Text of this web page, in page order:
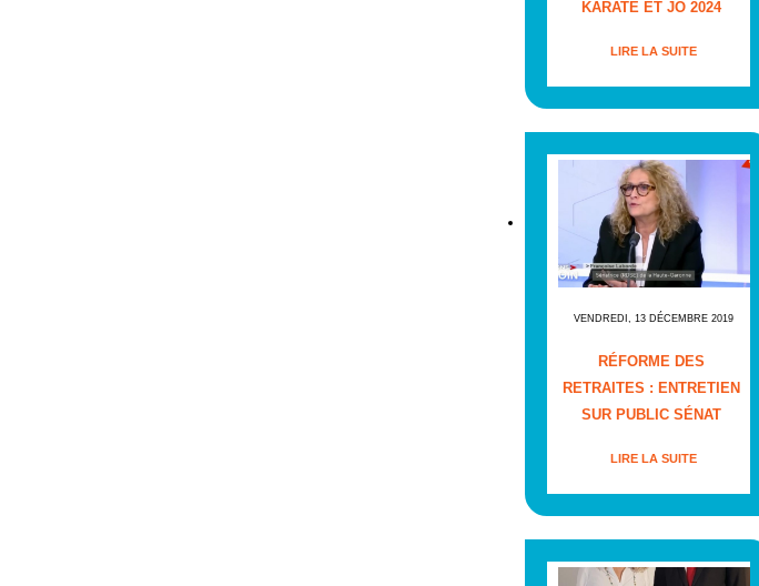
KARATE ET JO 2024
LIRE LA SUITE
VENDREDI, 13 DÉCEMBRE 2019
RÉFORME DES
RETRAITES : ENTRETIEN
SUR PUBLIC SÉNAT
LIRE LA SUITE